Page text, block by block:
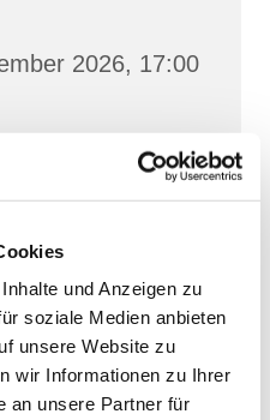
und Anzeigen zu
soziale Medien anbieten
unsere Website zu
wir Informationen zu Ihrer
an unsere Partner für
2026, 17:00
Jungfernstieg